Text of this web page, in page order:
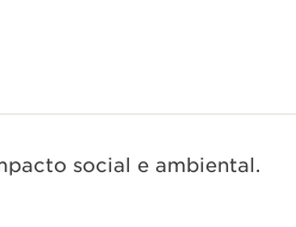
social e ambiental.